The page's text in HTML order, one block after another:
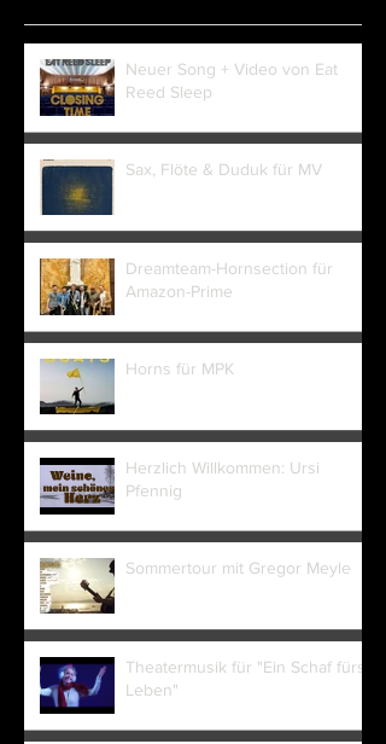
Neuer Song + Video von Eat
Reed Sleep
Sax, Flöte & Duduk für MV
Dreamteam-Hornsection für
Amazon-Prime
Horns für MPK
Herzlich Willkommen: Ursi
Pfennig
Sommertour mit Gregor Meyle
Theatermusik für "Ein Schaf fürs
Leben"